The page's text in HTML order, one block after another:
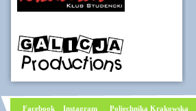
Facebook Instagram Poliechnika Krakowska